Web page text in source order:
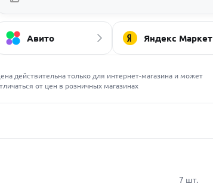
Авито Яндекс Маркет
действительна только для интернет-магазина и может
от цен в розничных магазинах
7 шт.